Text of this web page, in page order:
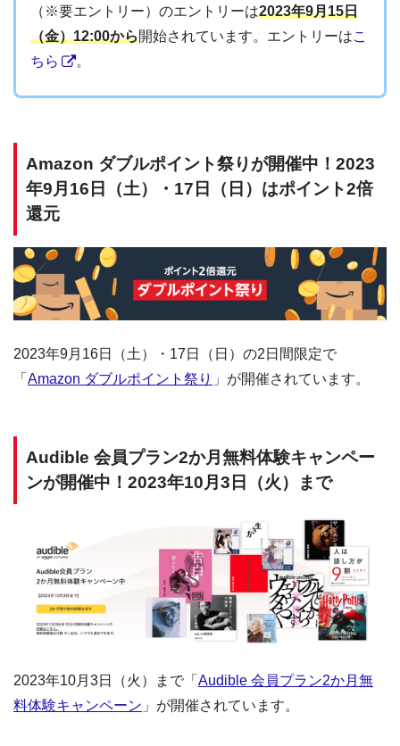
（※要エントリー）のエントリーは2023年9月15日
（金）12:00から開始されています。エントリーはこ
ちら
。
Amazon ダブルポイント祭りが開催中！2023
年9月16日（土）・17日（日）はポイント2倍
還元
2023年9月16日（土）・17日（日）の2日間限定で
「 Amazon ダブルポイント祭り 」が開催されています。
Audible 会員プラン2か月無料体験キャンペー
ンが開催中！2023年10月3日（火）まで
2023年10月3日（火）まで「 Audible 会員プラン2か月無
料体験キャンペーン 」が開催されています。